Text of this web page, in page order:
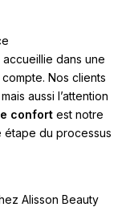
dans une
Nos clients
aussi l’attention
confort est notre
du processus
Alisson Beauty